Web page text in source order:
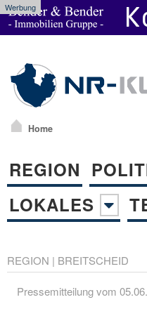
Werbung
Home
REGION
LOKALES
REGION | BREITSCHEID
Pressemitteilung vom